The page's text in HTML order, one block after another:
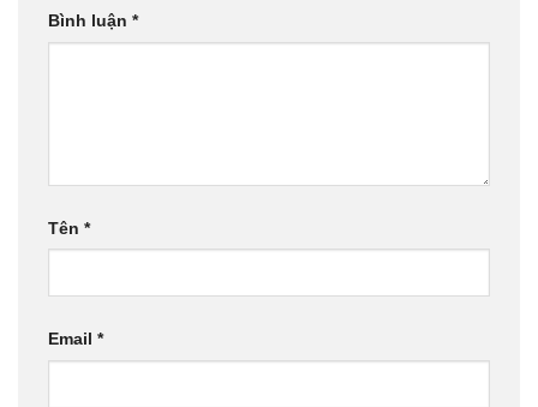
Bình luận *
Tên *
Email *